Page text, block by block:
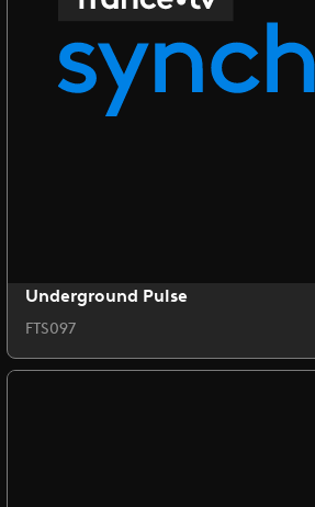
Underground Pulse
FTS097